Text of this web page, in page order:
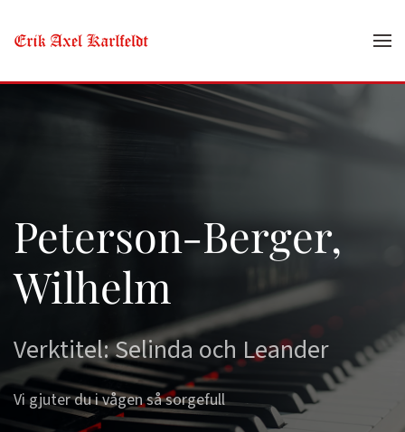
Skip to main content
Peterson-Berger,
Wilhelm
Verktitel: Selinda och Leander
Vi gjuter du i vågen så sorgefull